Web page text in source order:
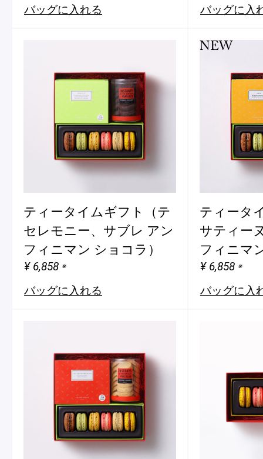
バッグに入れる バッグに入
ティータイムギフト（テ
セレモニー、サブレ アン
フィニマン ショコラ）
¥ 6,858 ※
バッグに入れる
NEW
ティータ
サティー
フィニマ
¥ 6,858 ※
バッグに入